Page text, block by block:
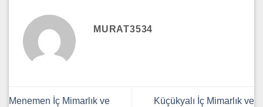
MURAT3534
Menemen İç Mimarlık ve
Küçükyalı İç Mimarlık ve